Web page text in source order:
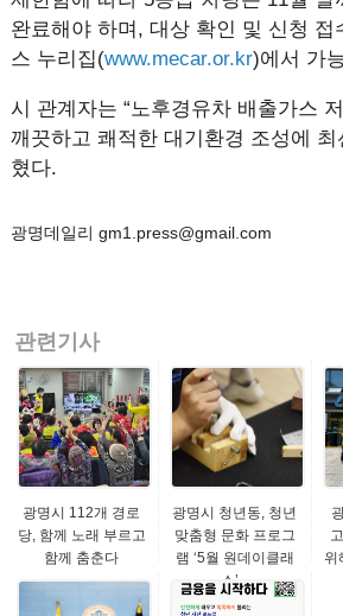
완료해야 하며, 대상 확인 및 신청 접
스 누리집(www.mecar.or.kr)에서 가
시 관계자는 “노후경유차 배출가스
깨끗하고 쾌적한 대기환경 조성에 최
혔다.
광명데일리 gm1.press@gmail.com
관련기사
광명시 112개 경로
당, 함께 노래 부르고
함께 춤춘다
광명시 청년동, 청년
맞춤형 문화 프로그
램 ‘5월 원데이클래
스’...
위